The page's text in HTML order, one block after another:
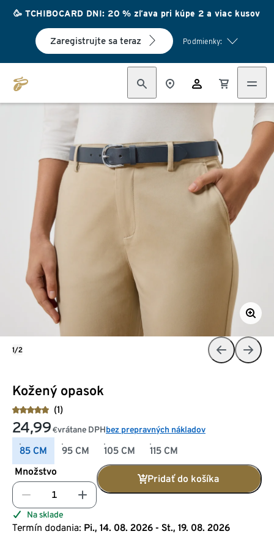
🥳 TCHIBOCARD DNI: 20 % zľava pri kúpe 2 a viac kusov
Zaregistrujte sa teraz Podmienky:
Kožený opasok
(1)
24,99 €vrátane DPHbez prepravných nákladov
85 CM 95 CM 105 CM
115 CM
Množstvo
Pridať do košíka
Na sklade
Termín dodania: Pi., 14. 08. 2026 - St., 19. 08. 2026
1/2